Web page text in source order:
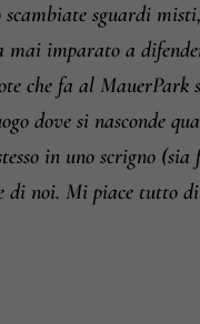
scambiate sguardi
imparato a
che fa al
dove si nasconde
in uno scrigno
di noi. Mi piace tutto